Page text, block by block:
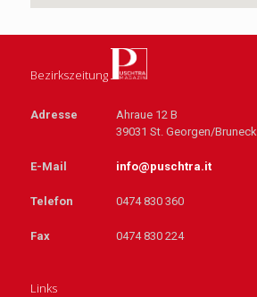
Bezirkszeitung
Adresse
Ahraue 12 B
39031 St. Georgen/Bruneck
E-Mail info@puschtra.it
Telefon 0474 830 360
Fax 0474 830 224
Links